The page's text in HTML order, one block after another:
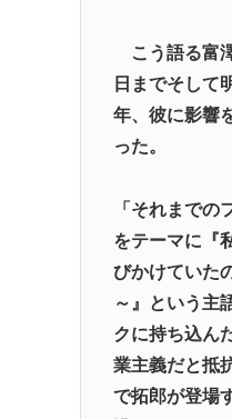
こう語る富
日までそして
年、彼に影響
った。
「それまでの
をテーマに『
びかけていた
～』という主
クに持ち込ん
業主義だと抵
で拓郎が登場